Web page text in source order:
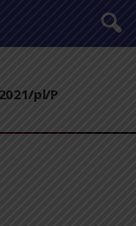
pl/P